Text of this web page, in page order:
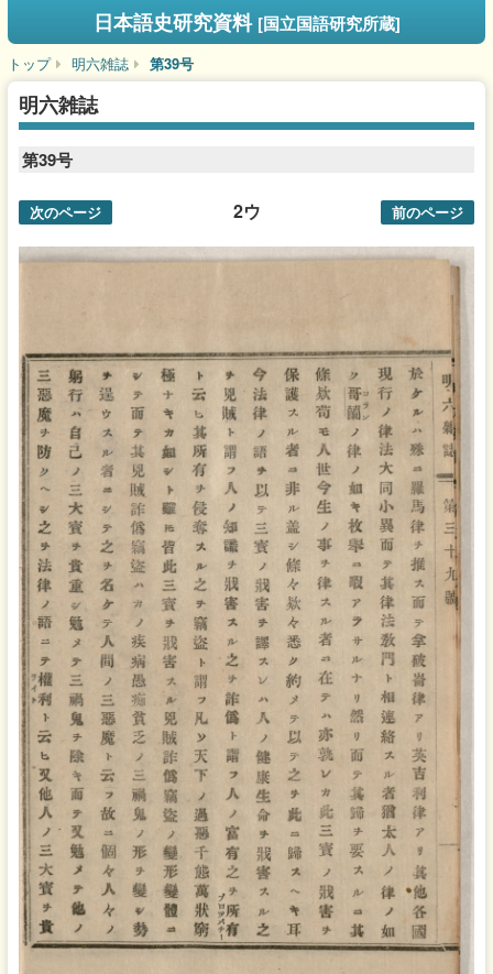
日本語史研究資料 [国立国語研究所蔵]
トップ 明六雑誌 第39号
明六雑誌
第39号
2ウ
次のページ 前のページ